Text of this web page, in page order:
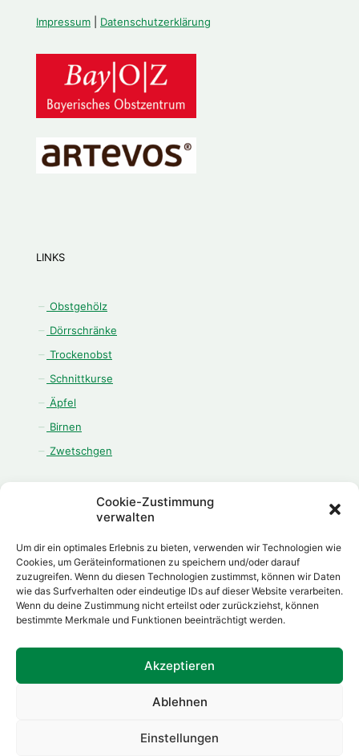
Cookie-Zustimmung
verwalten
Um dir ein optimales Erlebnis zu bieten, verwenden wir Technologien wie
Cookies, um Geräteinformationen zu speichern und/oder darauf
zuzugreifen. Wenn du diesen Technologien zustimmst, können wir Daten
wie das Surfverhalten oder eindeutige IDs auf dieser Website verarbeiten.
Wenn du deine Zustimmung nicht erteilst oder zurückziehst, können
bestimmte Merkmale und Funktionen beeinträchtigt werden.
Akzeptieren
Ablehnen
Einstellungen
Impressum Datenschutzerklärung
LINKS
Obstgehölz
Dörrschränke
Trockenobst
Schnittkurse
Äpfel
Birnen
Zwetschgen
ÖFFNUNGSZEITEN
Montag - Freitag:
08.00 Uhr - 12.00 Uhr
13.00 Uhr - 18.00 Uhr
Samstag: